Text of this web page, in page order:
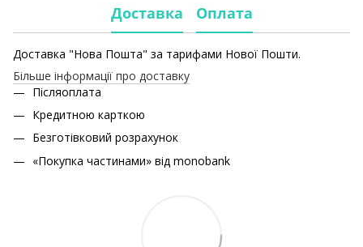
Доставка Оплата
Доставка "Нова Пошта" за тарифами Нової Пошти.
Більше інформації про доставку
Післяоплата
Кредитною карткою
Безготівковий розрахунок
«Покупка частинами» від monobank